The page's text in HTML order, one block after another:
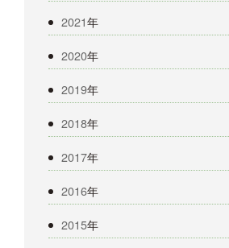
2021年
2020年
2019年
2018年
2017年
2016年
2015年